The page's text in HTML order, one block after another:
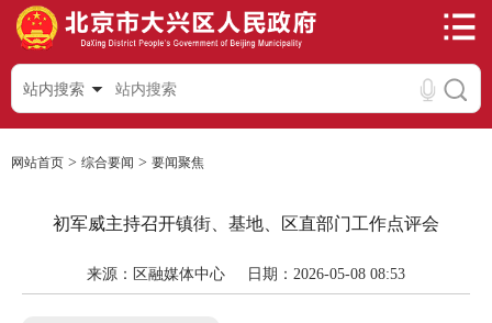
站内搜索
网站首页 > 综合要闻 > 要闻聚焦
初军威主持召开镇街、基地、区直部门工作点评会
来源：区融媒体中心 日期：2026-05-08 08:53